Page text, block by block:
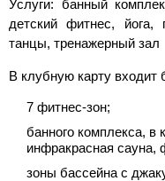
Услуги: банный
детский фитнес, йога,
танцы, тренажерный зал
В клубную карту входит
7 фитнес-зон;
банного комплекса, в
инфракрасная сауна,
зоны бассейна с